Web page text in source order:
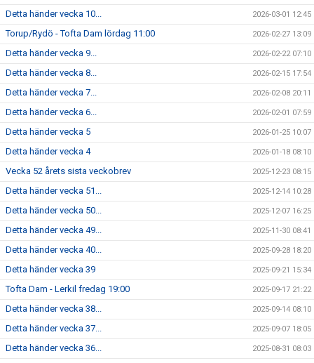
Detta händer vecka 10... 2026-03-01 12:45
Torup/Rydö - Tofta Dam lördag 11:00 2026-02-27 13:09
Detta händer vecka 9... 2026-02-22 07:10
Detta händer vecka 8... 2026-02-15 17:54
Detta händer vecka 7... 2026-02-08 20:11
Detta händer vecka 6... 2026-02-01 07:59
Detta händer vecka 5 2026-01-25 10:07
Detta händer vecka 4 2026-01-18 08:10
Vecka 52 årets sista veckobrev 2025-12-23 08:15
Detta händer vecka 51... 2025-12-14 10:28
Detta händer vecka 50... 2025-12-07 16:25
Detta händer vecka 49... 2025-11-30 08:41
Detta händer vecka 40... 2025-09-28 18:20
Detta händer vecka 39 2025-09-21 15:34
Tofta Dam - Lerkil fredag 19:00 2025-09-17 21:22
Detta händer vecka 38... 2025-09-14 08:10
Detta händer vecka 37... 2025-09-07 18:05
Detta händer vecka 36... 2025-08-31 08:03